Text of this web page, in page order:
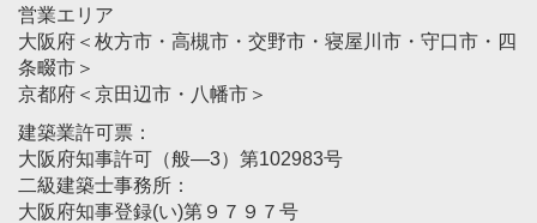
営業エリア
大阪府＜枚方市・高槻市・交野市・寝屋川市・守口市・四
条畷市＞
京都府＜京田辺市・八幡市＞
建築業許可票：
大阪府知事許可（般―3）第102983号
二級建築士事務所：
大阪府知事登録(い)第９７９７号